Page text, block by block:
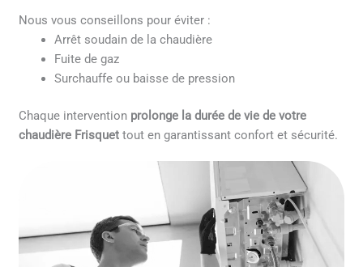
Nous vous conseillons pour éviter :
Arrêt soudain de la chaudière
Fuite de gaz
Surchauffe ou baisse de pression
Chaque intervention prolonge la durée de vie de votre
chaudière Frisquet tout en garantissant confort et sécurité.